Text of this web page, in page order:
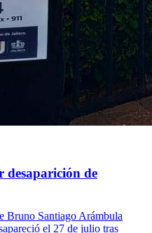
desaparición de
Bruno Santiago Arámbula
el 27 de julio tras